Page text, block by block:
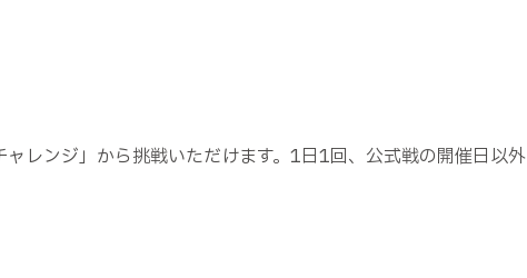
レンジ」から挑戦いただけます。1日1回、公式戦の開催日以